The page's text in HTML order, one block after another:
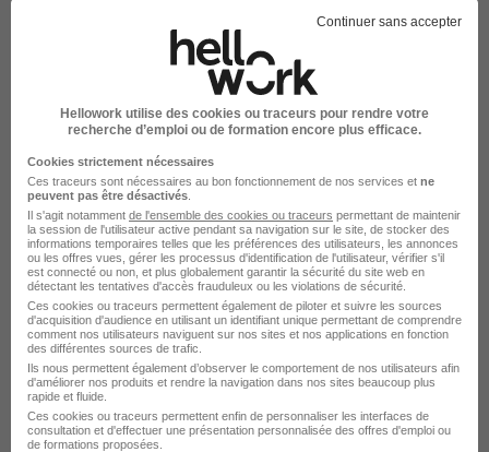
Recherches similaires
Emploi Artisanat
Emploi Rungis
Emploi Villiers-sur-Marne
Emploi Créteil
Emploi Orly
Emploi Vincennes
Emploi Ivry-sur-Seine
Continuer sans accepter
Hellowork utilise des cookies ou traceurs pour rendre votre
recherche d’emploi ou de formation encore plus efficace.
Cookies strictement nécessaires
Ces traceurs sont nécessaires au bon fonctionnement de nos services et ne
peuvent pas être désactivés
Il s'agit notamment de l'ensemble des cookies ou traceurs permettant de maintenir
la session de l'utilisateur active pendant sa navigation sur le site, de stocker des
informations temporaires telles que les préférences des utilisateurs, les annonces
ou les offres vues, gérer les processus d'identification de l'utilisateur, vérifier s'il
est connecté ou non, et plus globalement garantir la sécurité du site web en
détectant les tentatives d'accès frauduleux ou les violations de sécurité.
Ces cookies ou traceurs permettent également de piloter et suivre les sources
d'acquisition d'audience en utilisant un identifiant unique permettant de comprendre
comment nos utilisateurs naviguent sur nos sites et nos applications en fonction
des différentes sources de trafic.
Ils nous permettent également d’observer le comportement de nos utilisateurs afin
d'améliorer nos produits et rendre la navigation dans nos sites beaucoup plus
rapide et fluide.
Ces cookies ou traceurs permettent enfin de personnaliser les interfaces de
consultation et d'effectuer une présentation personnalisée des offres d'emploi ou
de formations proposées.